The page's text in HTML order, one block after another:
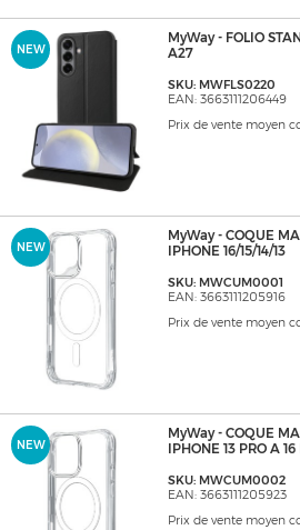
NEW
MyWay - FOLIO
A27
SKU: MWFLS0220
EAN: 3663111206449
Prix de vente moyen
NEW
MyWay - COQUE
IPHONE 16/15/14/13
SKU: MWCUM0001
EAN: 3663111205916
Prix de vente moyen
NEW
MyWay - COQUE
IPHONE 13 PRO A 16
SKU: MWCUM0002
EAN: 3663111205923
Prix de vente moyen